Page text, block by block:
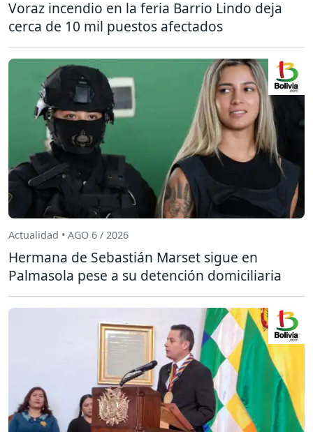
Voraz incendio en la feria Barrio Lindo deja
cerca de 10 mil puestos afectados
Actualidad • AGO 6 / 2026
Hermana de Sebastián Marset sigue en
Palmasola pese a su detención domiciliaria